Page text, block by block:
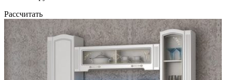
Рассчитать